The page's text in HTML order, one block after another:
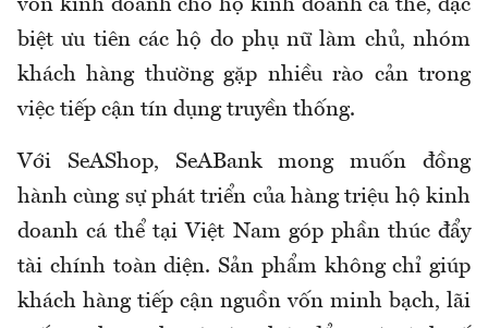
vốn kinh doanh cho hộ kinh doanh cá thể, đặc
biệt ưu tiên các hộ do phụ nữ làm chủ, nhóm
khách hàng thường gặp nhiều rào cản trong
việc tiếp cận tín dụng truyền thống.
Với SeAShop, SeABank mong muốn đồng
hành cùng sự phát triển của hàng triệu hộ kinh
doanh cá thể tại Việt Nam góp phần thúc đẩy
tài chính toàn diện. Sản phẩm không chỉ giúp
khách hàng tiếp cận nguồn vốn minh bạch, lãi